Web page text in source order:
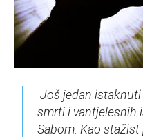
Još jedan
smrti i vantjelesnih
Sabom. Kao